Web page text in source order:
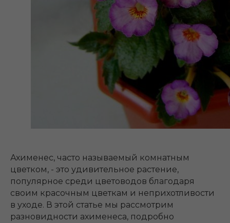
Ахименес, часто называемый комнатным
цветком, - это удивительное растение,
популярное среди цветоводов благодаря
своим красочным цветкам и неприхотливости
в уходе. В этой статье мы рассмотрим
разновидности ахименеса, подробно